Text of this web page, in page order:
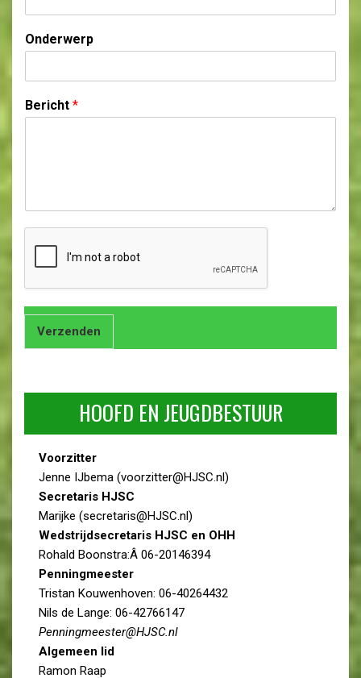
Onderwerp
Bericht *
Verzenden
HOOFD EN JEUGDBESTUUR
Voorzitter
Jenne IJbema (voorzitter@HJSC.nl)
Secretaris HJSC
Marijke (secretaris@HJSC.nl)
Wedstrijdsecretaris HJSC en OHH
Rohald Boonstra:Â 06-20146394
Penningmeester
Tristan Kouwenhoven: 06-40264432
Nils de Lange: 06-42766147
Penningmeester@HJSC.nl
Algemeen lid
Ramon Raap